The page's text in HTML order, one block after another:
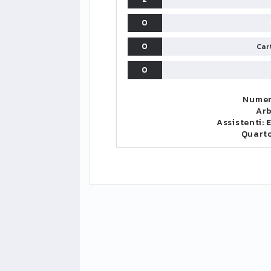
0
0
0
Assistenti: